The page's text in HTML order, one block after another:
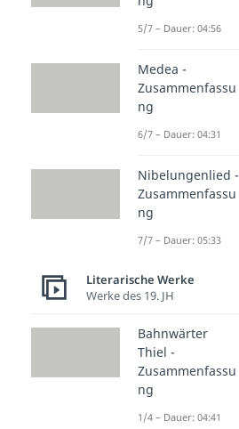
5/7 – Dauer: 04:56
Medea -
Zusammenfassu
ng
6/7 – Dauer: 04:31
Nibelungenlied -
Zusammenfassu
ng
7/7 – Dauer: 05:33
Literarische Werke
Werke des 19. JH
Bahnwärter
Thiel -
Zusammenfassu
ng
1/4 – Dauer: 04:41